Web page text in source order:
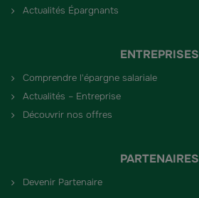
Actualités Épargnants
ENTREPRISES
Comprendre l'épargne salariale
Actualités – Entreprise
Découvrir nos offres
PARTENAIRES
Devenir Partenaire